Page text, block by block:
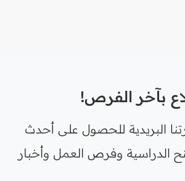
بآخر الفرص!
البريدية للحصول على أحدث
الدراسية وفرص العمل وأخبار